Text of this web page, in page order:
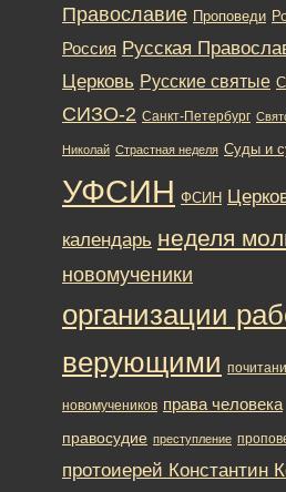
Православие Проповеди
Россия Русская
Церковь Русские святые
СИЗО-2 Санкт-Петербург
Николай Страстная неделя Суды и
УФСИН ФСИН
календарь неделя
новомученики
организации
верующими
новомучеников права человека
правосудие преступление
протоиерей Константин